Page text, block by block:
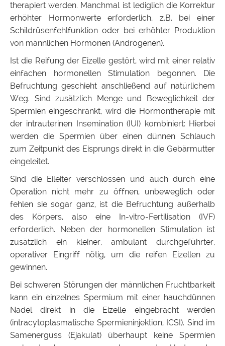
therapiert werden. Manchmal ist lediglich die Korrektur
erhöhter Hormonwerte erforderlich, z.B. bei einer
Schildrüsenfehlfunktion oder bei erhöhter Produktion
von männlichen Hormonen (Androgenen).
Ist die Reifung der Eizelle gestört, wird mit einer relativ
einfachen hormonellen Stimulation begonnen. Die
Befruchtung geschieht anschließend auf natürlichem
Weg. Sind zusätzlich Menge und Beweglichkeit der
Spermien eingeschränkt, wird die Hormontherapie mit
der intrauterinen Insemination (IUI) kombiniert: Hierbei
werden die Spermien über einen dünnen Schlauch
zum Zeitpunkt des Eisprungs direkt in die Gebärmutter
eingeleitet.
Sind die Eileiter verschlossen und auch durch eine
Operation nicht mehr zu öffnen, unbeweglich oder
fehlen sie sogar ganz, ist die Befruchtung außerhalb
des Körpers, also eine In-vitro-Fertilisation (IVF)
erforderlich. Neben der hormonellen Stimulation ist
zusätzlich ein kleiner, ambulant durchgeführter,
operativer Eingriff nötig, um die reifen Eizellen zu
gewinnen.
Bei schweren Störungen der männlichen Fruchtbarkeit
kann ein einzelnes Spermium mit einer hauchdünnen
Nadel direkt in die Eizelle eingebracht werden
(intracytoplasmatische Spermieninjektion, ICSI). Sind im
Samenerguss (Ejakulat) überhaupt keine Spermien